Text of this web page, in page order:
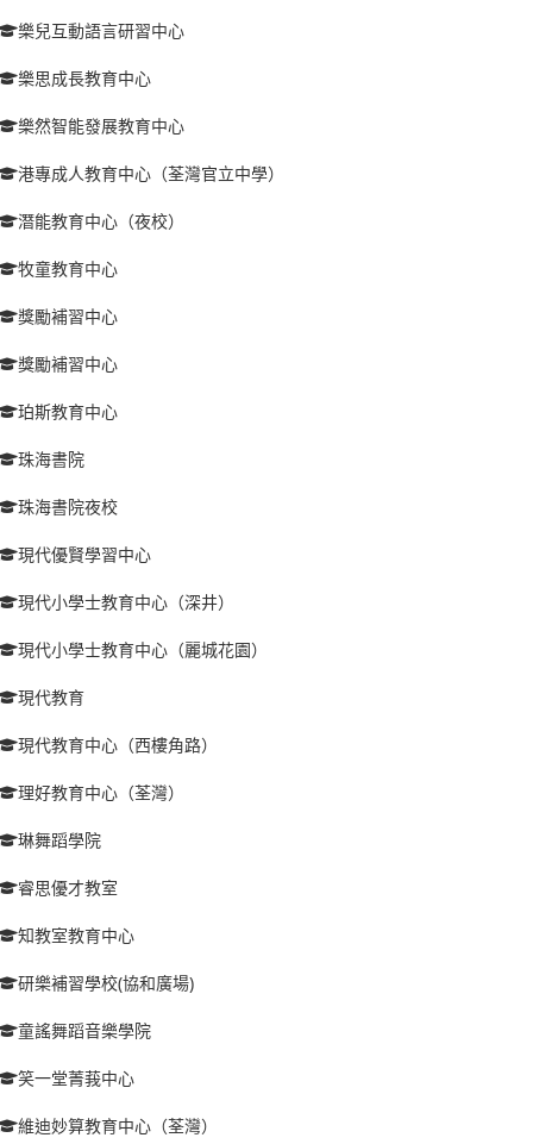
樂兒互動語言研習中心
樂思成長教育中心
樂然智能發展教育中心
港專成人教育中心（荃灣官立中學）
潛能教育中心（夜校）
牧童教育中心
獎勵補習中心
獎勵補習中心
珀斯教育中心
珠海書院
珠海書院夜校
現代優賢學習中心
現代小學士教育中心（深井）
現代小學士教育中心（麗城花園）
現代教育
現代教育中心（西樓角路）
理好教育中心（荃灣）
琳舞蹈學院
睿思優才教室
知教室教育中心
研樂補習學校(協和廣場)
童謠舞蹈音樂學院
笑一堂菁莪中心
維迪妙算教育中心（荃灣）